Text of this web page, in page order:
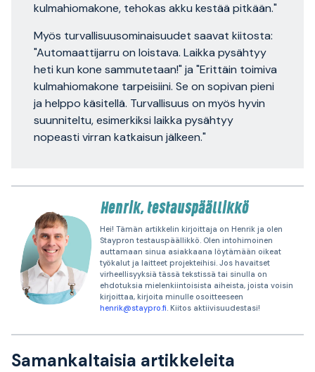
kulmahiomakone, tehokas akku kestää pitkään."
Myös turvallisuusominaisuudet saavat kiitosta:
"Automaattijarru on loistava. Laikka pysähtyy
heti kun kone sammutetaan!" ja "Erittäin toimiva
kulmahiomakone tarpeisiini. Se on sopivan pieni
ja helppo käsitellä. Turvallisuus on myös hyvin
suunniteltu, esimerkiksi laikka pysähtyy
nopeasti virran katkaisun jälkeen."
Henrik, testauspäällikkö
Hei! Tämän artikkelin kirjoittaja on Henrik ja olen
Staypron testauspäällikkö. Olen intohimoinen
auttamaan sinua asiakkaana löytämään oikeat
työkalut ja laitteet projekteihisi. Jos havaitset
virheellisyyksiä tässä tekstissä tai sinulla on
ehdotuksia mielenkiintoisista aiheista, joista voisin
kirjoittaa, kirjoita minulle osoitteeseen
henrik@staypro.fi. Kiitos aktiivisuudestasi!
Samankaltaisia artikkeleita